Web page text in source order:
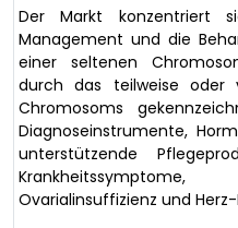
Der Markt konzentriert
Management und die
einer seltenen
durch das teilweise oder
Chromosoms
Diagnoseinstrumente,
unterstützende
Ovarialinsuffizienz und